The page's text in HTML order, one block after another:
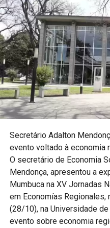
Secretário Adalton
evento voltado à economia
O secretário de Economia
Mendonça, apresentou a
Mumbuca na XV Jornadas
em Economías
(28/10), na Universidade
evento sobre economia